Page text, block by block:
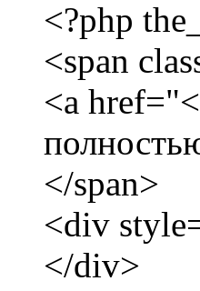
<?php
<span
<a
</span>
<div
</div>